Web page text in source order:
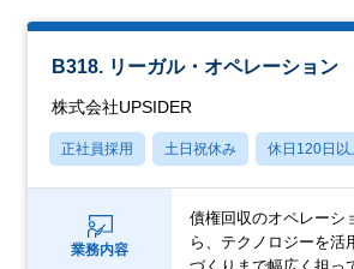
B318. リーガル・オペレーション
株式会社UPSIDER
正社員採用 土日祝休み 休日120日以
業務内容
債権回収のオペレーシ
ら、テクノロジーを活